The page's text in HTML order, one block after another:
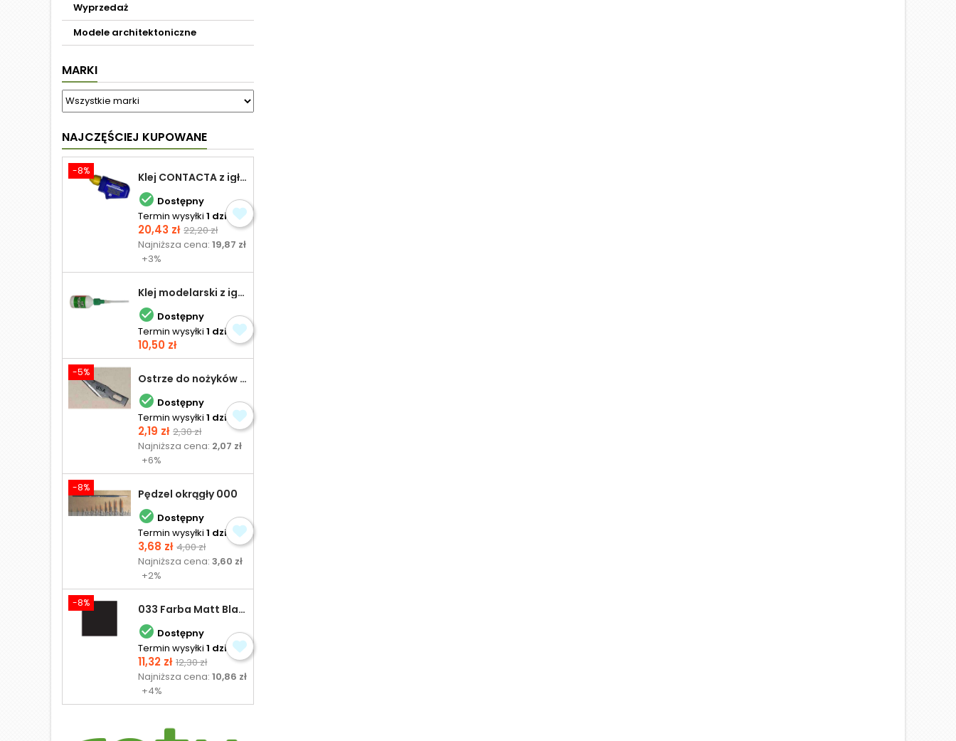
Wyprzedaż
Modele architektoniczne
MARKI
NAJCZĘŚCIEJ KUPOWANE
-8% Klej CONTACTA z igłą do plastiku 25,0 g
 Dostępny
Termin wysyłki 1 dzień
Cena
20,43 zł Cena
podstawowa
22,20 zł
Najniższa cena:19,87 zł
+3%
Klej modelarski z igłą 30 ml
 Dostępny
Termin wysyłki 1 dzień
Cena
10,50 zł
-5% Ostrze do nożyków Excel
 Dostępny
Termin wysyłki 1 dzień
Cena
2,19 zł Cena
podstawowa
2,30 zł
Najniższa cena: 2,07 zł
+6%
-8% Pędzel okrągły 000
 Dostępny
Termin wysyłki 1 dzień
Cena
3,68 zł Cena
podstawowa
4,00 zł
Najniższa cena:3,60 zł
+2%
-8% 033 Farba Matt Black - olejna
 Dostępny
Termin wysyłki 1 dzień
Cena
11,32 zł Cena
podstawowa
12,30 zł
Najniższa cena:10,86 zł
+4%